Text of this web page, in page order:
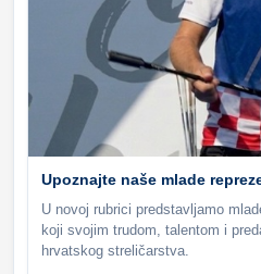
Upoznajte naše mlade
U novoj rubrici predstavljamo
koji svojim trudom, talentom i
hrvatskog streličarstva.